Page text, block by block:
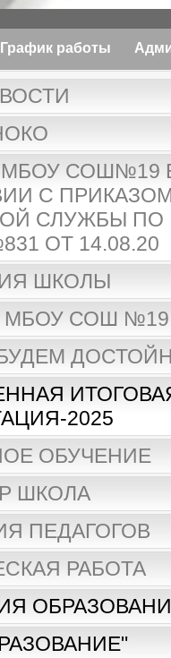
График работы
СОШ№19
С
СЛУЖБЫ ПО
ОТ 14.08.20
ШКОЛЫ
МБОУ СОШ №19
2025
ОБУЧЕНИЕ
ШКОЛА
ПЕДАГОГОВ
РАБОТА